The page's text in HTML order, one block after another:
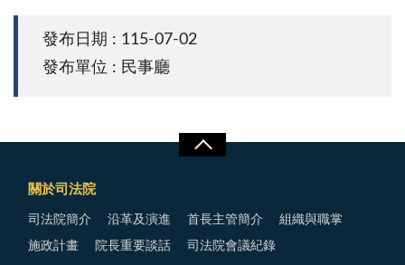
發布日期 : 115-07-02
發布單位 : 民事廳
關於司法院
司法院簡介 沿革及演進 首長主管簡介 組織與職掌
施政計畫 院長重要談話 司法院會議紀錄